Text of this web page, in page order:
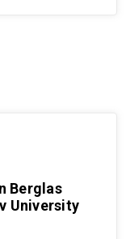
Berglas
University